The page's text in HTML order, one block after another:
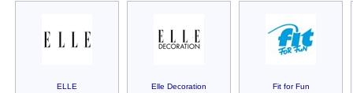
ELLE Elle Decoration Fit for Fun